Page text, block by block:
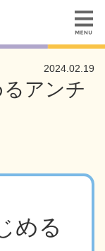
2024.02.19
アンチ
める